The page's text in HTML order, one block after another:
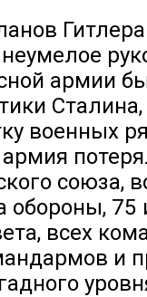
армии
военных
союза,
обороны, 75
всех
и